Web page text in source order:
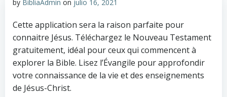
by BibliaAdmin on julio 16, 2021
Cette application sera la raison parfaite pour
connaitre Jésus. Téléchargez le Nouveau Testament
gratuitement, idéal pour ceux qui commencent à
explorer la Bible. Lisez l’Évangile pour approfondir
votre connaissance de la vie et des enseignements
de Jésus-Christ.